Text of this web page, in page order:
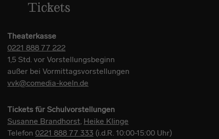
Tickets
Theaterkasse
0221 888 77 222
1,5 Std. vor Vorstellungsbeginn
außer bei Vormittagsvorstellungen
vvk@comedia-koeln.de
Tickets für Schulvorstellungen
Susanne Brandhorst Heike Klinge
Telefon 0221 888 77 333 (i.d.R. 10:00-15:00 Uhr)